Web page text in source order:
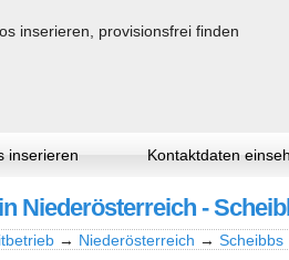
inserieren Kontaktdaten
Niederösterreich -
→ Niederösterreich → Scheibbs